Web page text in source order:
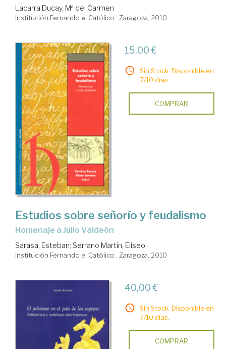
Lacarra Ducay, Mª del Carmen
Institución Fernando el Católico . Zaragoza, 2010
15,00 €
Sin Stock. Disponible en
7/10 días.
COMPRAR
Estudios sobre señorío y feudalismo
homenaje a Julio Valdeón
Sarasa, Esteban; Serrano Martín, Eliseo
Institución Fernando el Católico . Zaragoza, 2010
40,00 €
Sin Stock. Disponible en
7/10 días.
COMPRAR